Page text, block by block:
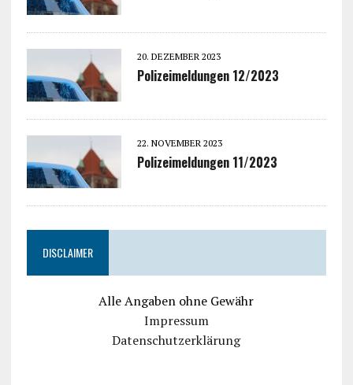
20. DEZEMBER 2023
Polizeimeldungen 12/2023
22. NOVEMBER 2023
Polizeimeldungen 11/2023
DISCLAIMER
Alle Angaben ohne Gewähr
Impressum
Datenschutzerklärung